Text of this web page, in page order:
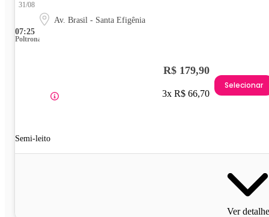
07:25
31/08
Av. Brasil - Santa Efigênia
Poltrona
Semi-leito
R$ 179,90
3x R$ 66,70
Selecionar
Ver